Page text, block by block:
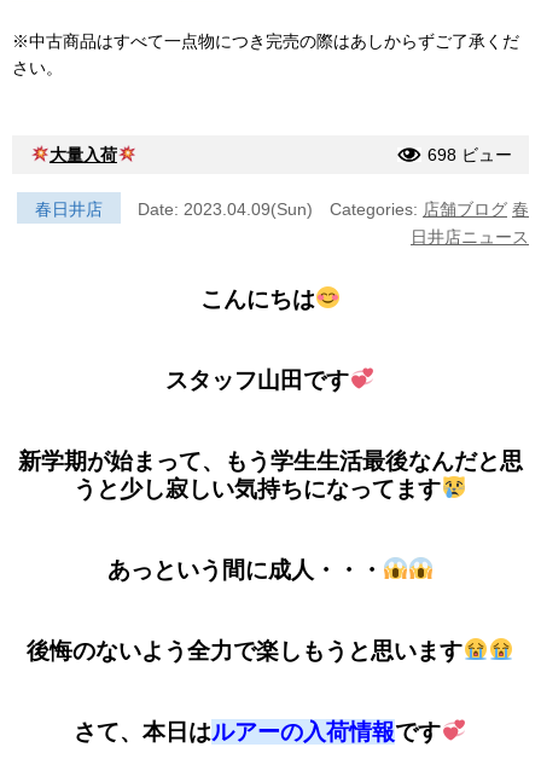
※中古商品はすべて一点物につき完売の際はあしからずご了承くだ
さい。
大量入荷 698 ビュー
春日井店 Date: 2023.04.09(Sun) Categories: 店舗ブログ 春
日井店ニュース
こんにちは
スタッフ山田です
新学期が始まって、もう学生生活最後なんだと思
うと少し寂しい気持ちになってます
あっという間に成人・・・
後悔のないよう全力で楽しもうと思います
さて、本日はルアーの入荷情報です